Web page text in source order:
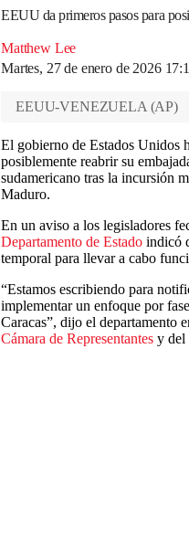
EEUU da primeros pasos para
Matthew Lee
Martes, 27 de enero de 2026
EEUU-VENEZUELA (AP)
El gobierno de Estados Unidos
posiblemente reabrir su
sudamericano tras la incursión
Maduro.
En un aviso a los legisladores
Departamento de Estado indicó
temporal para llevar a cabo
“Estamos escribiendo para
implementar un enfoque por
Caracas”, dijo el departamento
Cámara de Representantes y del